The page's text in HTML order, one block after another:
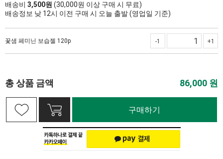
배송비 3,500원 (30,000원 이상 구매 시 무료)
배송정보 낮 12시 이전 구매 시 오늘 출발 (영업일 기준)
꽃샘 페미닌 보습젤 120p +1
-1
총 상품 금액 86,000 원
구매하기